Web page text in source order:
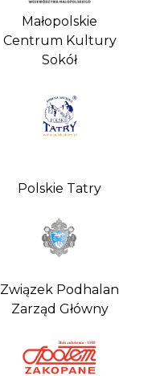
Małopolskie
Centrum Kultury
Sokół
Polskie Tatry
Związek Podhalan
Zarząd Główny